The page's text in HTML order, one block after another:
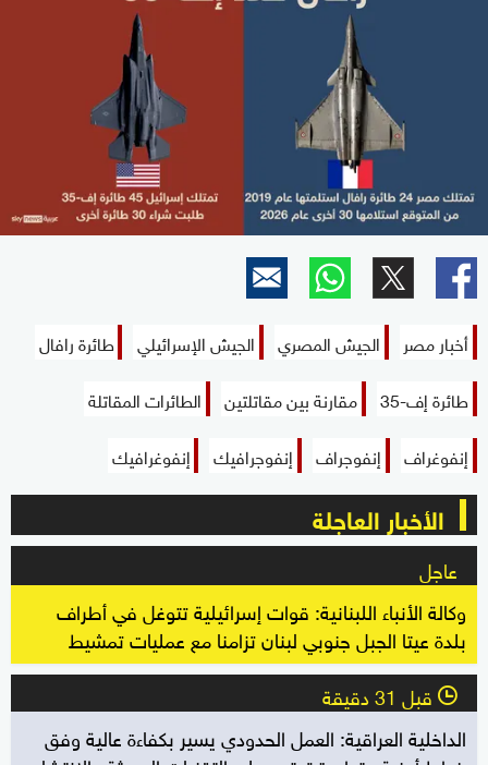
أخبار مصر الجيش المصري الجيش الإسرائيلي
طائرة رافال
طائرة إف-35
مقارنة بين مقاتلتين
الطائرات المقاتلة
إنفوغراف
إنفوجراف إنفوجرافيك إنفوغرافيك
الأخبار العاجلة
عاجل
وكالة الأنباء اللبنانية: قوات إسرائيلية تتوغل في أطراف
بلدة عيتا الجبل جنوبي لبنان تزامنا مع عمليات تمشيط
l قبل 31 دقيقة
الداخلية العراقية: العمل الحدودي يسير بكفاءة عالية وفق